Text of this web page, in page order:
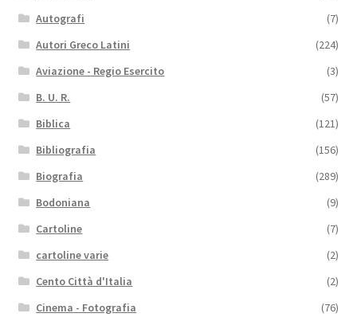
Autografi
(7)
Autori Greco Latini
(224)
Aviazione - Regio Esercito
(3)
B. U. R.
(57)
Biblica
(121)
Bibliografia
(156)
Biografia
(289)
Bodoniana
(9)
Cartoline
(7)
cartoline varie
(2)
Cento Città d'Italia
(2)
Cinema - Fotografia
(76)